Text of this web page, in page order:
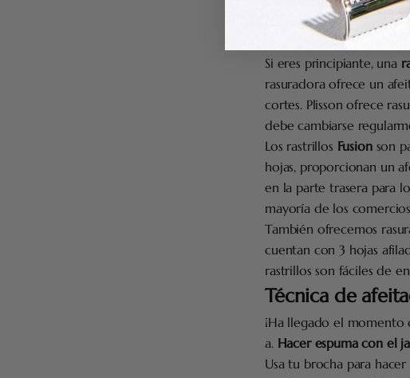
c. La rasuradora
Si eres principiante, una
rasuradora ofrece un
cortes. Plisson ofrece
debe cambiarse
Los rastrillos Fusion son
hojas, proporcionan un
en la parte trasera para
mayoría de los
También ofrecemos
cuentan con 3 hojas
rastrillos son fáciles de
Técnica de
¡Ha llegado el
a. Hacer espuma con el
Usa tu brocha para